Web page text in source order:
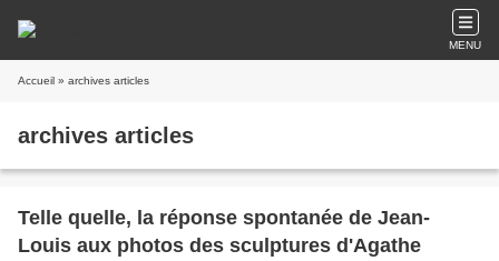
MENU
Accueil » archives articles
archives articles
Telle quelle, la réponse spontanée de Jean-
Louis aux photos des sculptures d'Agathe